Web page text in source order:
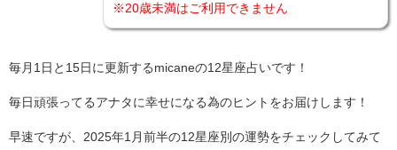
※20歳未満はご利用できません
毎月1日と15日に更新するmicaneの12星座占いです！
毎日頑張ってるアナタに幸せになる為のヒントをお届けします！
早速ですが、2025年1月前半の12星座別の運勢をチェックしてみて